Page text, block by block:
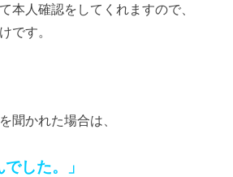
本人確認をしてくれますので、
です。
聞かれた場合は、
した。」